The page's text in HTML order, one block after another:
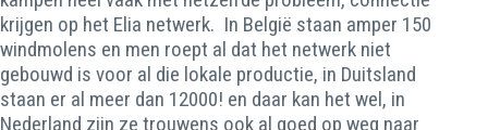
krijgen op het Elia netwerk. In België staan amper 150
windmolens en men roept al dat het netwerk niet
gebouwd is voor al die lokale productie, in Duitsland
staan er al meer dan 12000! en daar kan het wel, in
Nederland zijn ze trouwens ook al goed op weg naar